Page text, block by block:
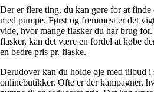
Der er flere ting, du kan gøre for at finde
med pumpe. Først og fremmest er det
vide, hvor mange flasker du har brug
flasker, kan det være en fordel at købe
en bedre pris pr. flaske.
Derudover kan du holde øje med tilbud i
onlinebutikker. Ofte er der kampagner,